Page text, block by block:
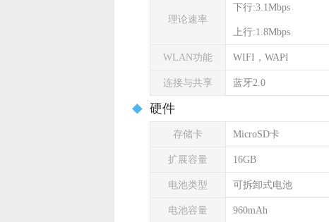
理论速率
下行:3.1Mbps
上行:1.8Mbps
WLAN功能 WIFI，WAPI
连接与共享 蓝牙2.0
硬件
存储卡 MicroSD卡
扩展容量 16GB
电池类型 可拆卸式电池
电池容量 960mAh